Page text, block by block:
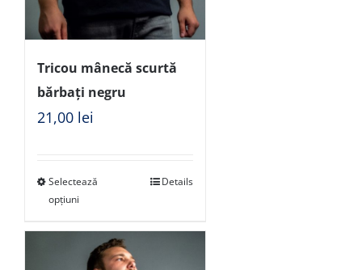
Tricou mânecă scurtă
bărbați negru
21,00 lei
Selectează
opțiuni
Details